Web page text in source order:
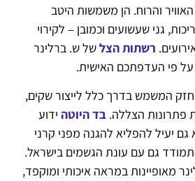
והרוח. הן משמשות היטב
גני שעשועים וכמובן – לקירוי
רשתות הצלשל ש. ברלינר
על פי העדפתכם האישית.
חזק המשמש בדרך כלל לייצור שקים,
פתרונות הצללה. בד היוטה ידוע
יעיל להפליא להגנה מפני קרני
גם עם עונת הגשמים בישראל.
מאופיינות במראה איכותי ומוקפד,